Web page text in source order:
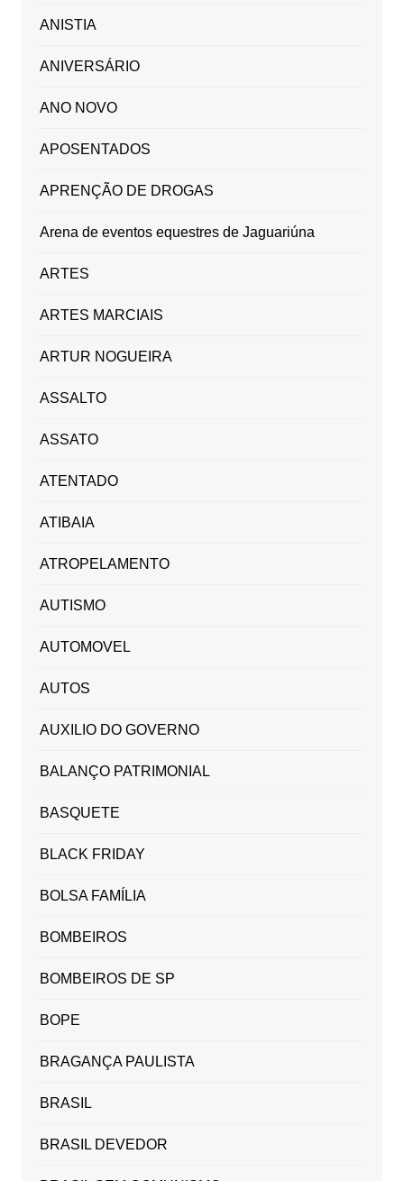
ANISTIA
ANIVERSÁRIO
ANO NOVO
APOSENTADOS
APRENÇÃO DE DROGAS
Arena de eventos equestres de Jaguariúna
ARTES
ARTES MARCIAIS
ARTUR NOGUEIRA
ASSALTO
ASSATO
ATENTADO
ATIBAIA
ATROPELAMENTO
AUTISMO
AUTOMOVEL
AUTOS
AUXILIO DO GOVERNO
BALANÇO PATRIMONIAL
BASQUETE
BLACK FRIDAY
BOLSA FAMÍLIA
BOMBEIROS
BOMBEIROS DE SP
BOPE
BRAGANÇA PAULISTA
BRASIL
BRASIL DEVEDOR